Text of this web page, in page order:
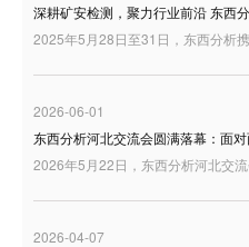
深耕矿安检测，聚力行业前沿 东西
2026-06-01
东西分析河北交流会圆满落幕：面
2026-04-07